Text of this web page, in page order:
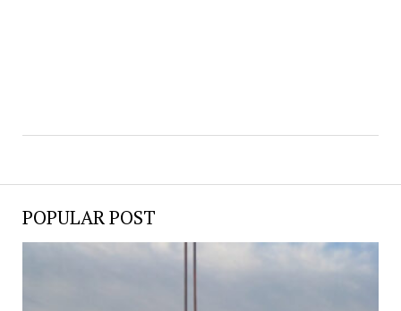
POPULAR POST